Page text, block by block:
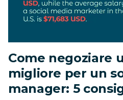
Come negoziare
migliore per un
manager: 5